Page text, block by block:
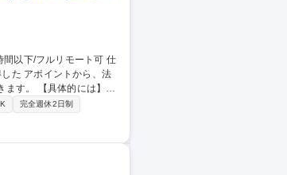
た アポイントから、法
は】入
して頂きます。 ※変更の
完全週休2日制